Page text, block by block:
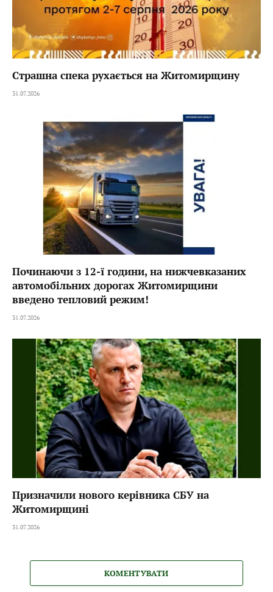
Страшна спека рухається на Житомирщину
31.07.2026
Починаючи з 12-ї години, на нижчевказаних
автомобільних дорогах Житомирщини
введено тепловий режим!
31.07.2026
Призначили нового керівника СБУ на
Житомирщині
31.07.2026
КОМЕНТУВАТИ